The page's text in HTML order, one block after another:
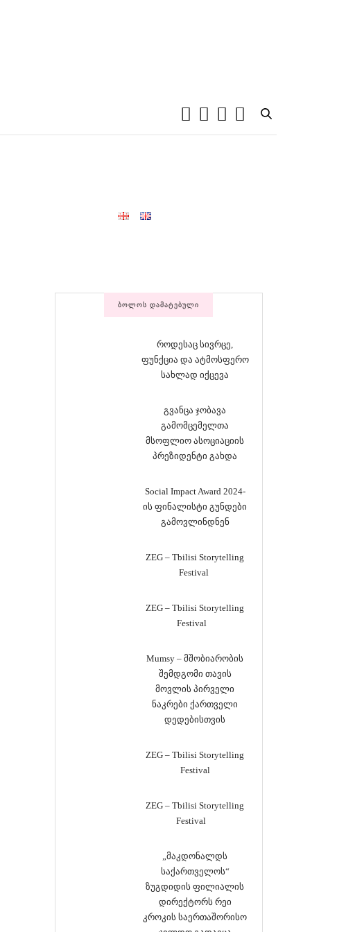
ᲑᲝᲚᲝᲡ ᲓᲐᲛᲐᲢᲔᲑᲣᲚᲘ
როდესაც სივრცე,
ფუნქცია და ატმოსფერო
სახლად იქცევა
გვანცა ჯობავა
გამომცემელთა
მსოფლიო ასოციაციის
პრეზიდენტი გახდა
Social Impact Award 2024-
ის ფინალისტი გუნდები
გამოვლინდნენ
ZEG – Tbilisi Storytelling
Festival
ZEG – Tbilisi Storytelling
Festival
Mumsy – მშობიარობის
შემდგომი თავის
მოვლის პირველი
ნაკრები ქართველი
დედებისთვის
ZEG – Tbilisi Storytelling
Festival
ZEG – Tbilisi Storytelling
Festival
„მაკდონალდს
საქართველოს“
ზუგდიდის ფილიალის
დირექტორს რეი
კროკის საერთაშორისო